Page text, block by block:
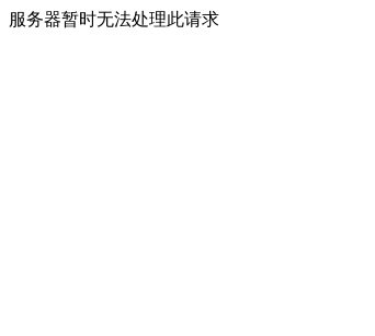
服务器暂时无法处理此请求